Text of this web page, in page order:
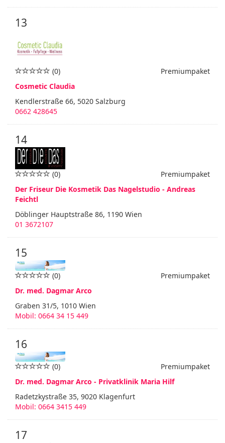
13
Premiumpaket
(0)
Cosmetic Claudia
Kendlerstraße 66, 5020 Salzburg
0662 428645
14
Premiumpaket
(0)
Der Friseur Die Kosmetik Das Nagelstudio - Andreas
Feichtl
Döblinger Hauptstraße 86, 1190 Wien
01 3672107
15
Premiumpaket
(0)
Dr. med. Dagmar Arco
Graben 31/5, 1010 Wien
Mobil: 0664 34 15 449
16
Premiumpaket
(0)
Dr. med. Dagmar Arco - Privatklinik Maria Hilf
Radetzkystraße 35, 9020 Klagenfurt
Mobil: 0664 3415 449
17